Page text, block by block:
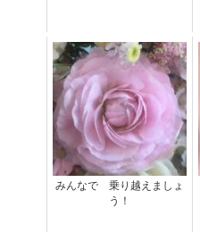
みんなで 乗り越えましょ
う！